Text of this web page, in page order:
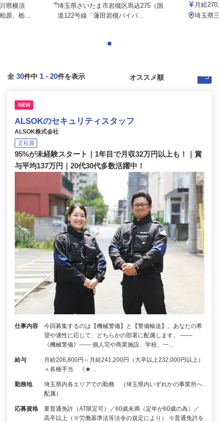
県横須
原、栃...
埼玉県さいたま市岩槻区馬込275（国
道122号線「蓮田岩槻バイパ...
月給
埼玉県
全 30件中 1 - 20件を表示
NEW
ALSOKのセキュリティスタッフ
ALSOK株式会社
正社員
95%が未経験スタート｜1年目で月収32万円以上も！｜賞
与平均137万円｜20代30代多数活躍中！
仕事内容
今回募集するのは【機械警備】と【警備輸送】。あなたの希
望や適性に応じて、どちらかの部署に配属します。 ――
《機械警備》―― 個人宅や商業施設、学校、一…
給与
月給206,800円～月給241,200円（大卒以上232,000円以上）
＋各種手当 《★…
勤務地
埼玉県内各エリアでの勤務 （埼玉県内いずれかの事業所へ
配属）
応募資格
要普通免許（AT限定可）／60歳未満（定年が60歳の為）／
高卒以上（※労働基準法等法令の規定により） ※普通免許を